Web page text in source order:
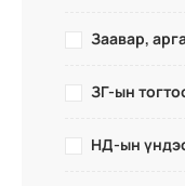
Заавар,
ЗГ-ын
НД-ын